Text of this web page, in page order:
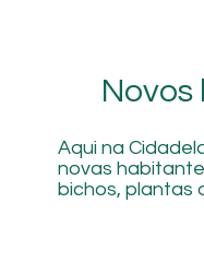
Aqui na
novas
bichos, plantas